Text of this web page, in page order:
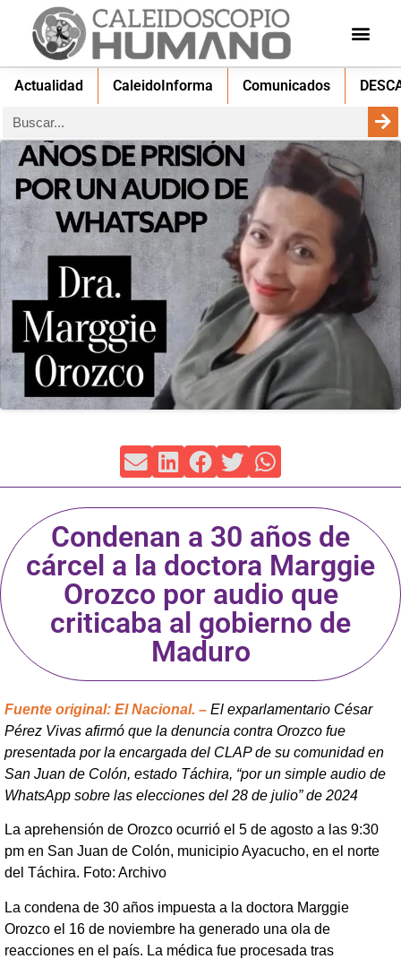
Actualidad CaleidoInforma Comunicados
Condenan a 30 años de
cárcel a la doctora Marggie
Orozco por audio que
criticaba al gobierno de
Maduro
Fuente original: El Nacional. – El exparlamentario César
Pérez Vivas afirmó que la denuncia contra Orozco fue
presentada por la encargada del CLAP de su comunidad en
San Juan de Colón, estado Táchira, “por un simple audio de
WhatsApp sobre las elecciones del 28 de julio” de 2024
La aprehensión de Orozco ocurrió el 5 de agosto a las 9:30
pm en San Juan de Colón, municipio Ayacucho, en el norte
del Táchira. Foto: Archivo
La condena de 30 años impuesta a la doctora Marggie
Orozco el 16 de noviembre ha generado una ola de
reacciones en el país. La médica fue procesada tras